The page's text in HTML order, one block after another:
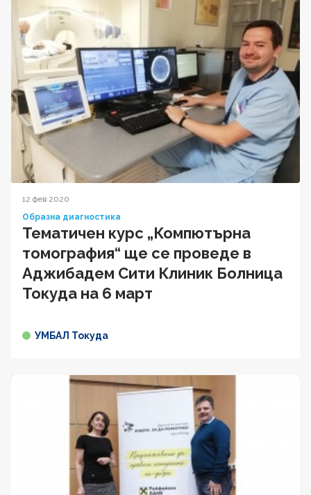
12 фев 2020
Образна диагностика
Тематичен курс „Компютърна
томография“ ще се проведе в
Аджибадем Сити Клиник Болница
Токуда на 6 март
УМБАЛ Токуда